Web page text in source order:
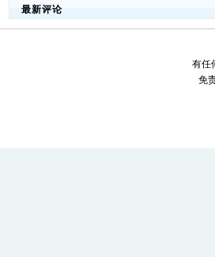
最新评论